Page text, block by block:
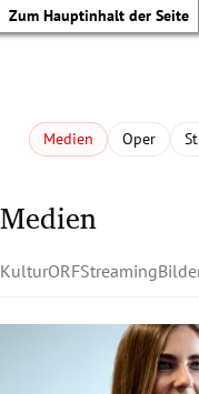
Zum Hauptinhalt der Seite
Medien Oper
Medien
KulturORFStreaming